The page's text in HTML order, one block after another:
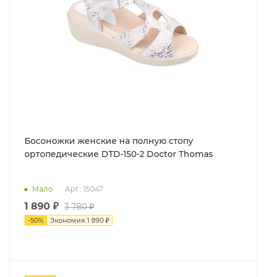
Босоножки женские на полную стопу
ортопедические DTD-150-2 Doctor Thomas
Мало Арт.: 15047
1 890 ₽ 3 780 ₽
-50% Экономия 1 890 ₽